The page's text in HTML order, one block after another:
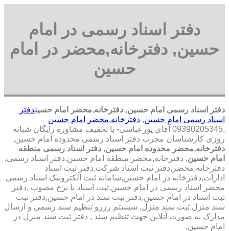
دفتر اسناد رسمی در امام
حسین, دفترخانه,محضر در امام
حسین
دفتر اسناد رسمی امام حسین, دفترخانه,محضر امام حسیندفتر
اسناد رسمی امام حسین, دفترخانه,محضر امام حسین
,09390205345 آقای پورعباسی- با تخفیف مشاوره رايگان شبانه
روزی کارشناسان مجرب دفتر اسناد رسمی محدوده امام حسین,
دفترخانه,محضر محدوده امام حسین, دفتر اسناد رسمی منطقه
امام حسین, دفترخانه,محضر منطقه امام حسین,دفتر اسناد رسمی,
دفترخانه,محضر,دفتر ثبت اسناد شرکت,دفتر ثبت اسناد
ادارات,دفترخانه در امام حسین,سامانه ثبت الکترونیک اسناد رسمی
محضر اسناد رسمی در امام حسین,ثبت اسناد با نرخ مصوب ,دفتر
ثبت اسناد در امام حسین,دفتر ثبت سند در امام حسین,دفتر ثبت
سند منزل,ثبت سند منزل, سیستم رزرو تنظیم سند رسمی و ارسال
مدارک به صورت آنلاین جهت تنظیم سند , دفتر ثبت سند منزل در
امام حسین,